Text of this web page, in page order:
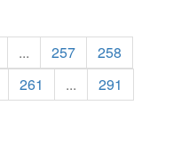
... 257
258
261 ...
291